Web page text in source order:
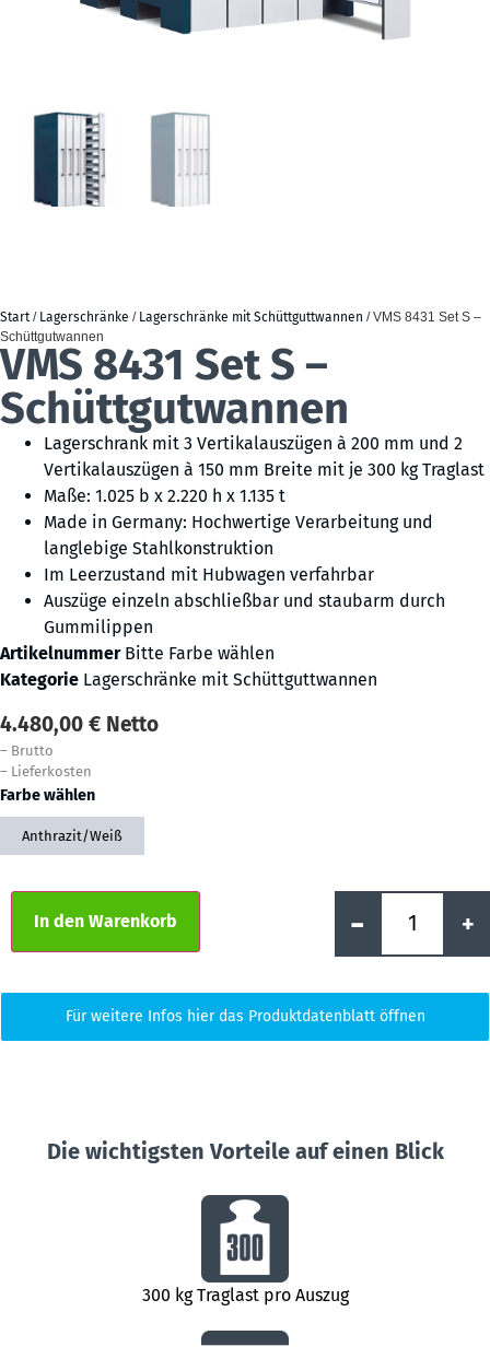
Start/ Lagerschränke / Lagerschränke mit Schüttguttwannen / VMS 8431 Set S –
Schüttgutwannen
VMS 8431 Set S –
Schüttgutwannen
Lagerschrank mit 3 Vertikalauszügen à 200 mm und 2
Vertikalauszügen à 150 mm Breite mit je 300 kg Traglast
Maße: 1.025 b x 2.220 h x 1.135 t
Made in Germany: Hochwertige Verarbeitung und
langlebige Stahlkonstruktion
Im Leerzustand mit Hubwagen verfahrbar
Auszüge einzeln abschließbar und staubarm durch
Gummilippen
Artikelnummer Bitte Farbe wählen
Kategorie Lagerschränke mit Schüttguttwannen
4.480,00 € Netto
– Brutto
– Lieferkosten
Farbe wählen
Anthrazit/Weiß
- +
In den Warenkorb
Für weitere Infos hier das Produktdatenblatt öffnen
Die wichtigsten Vorteile auf einen Blick
300 kg Traglast pro Auszug